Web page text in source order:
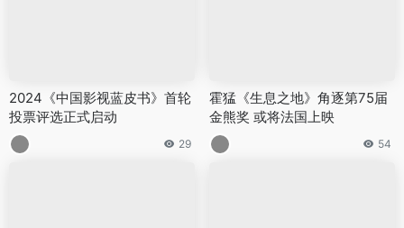
2024《中国影视蓝皮书》首轮
投票评选正式启动
29
霍猛《生息之地》角逐第75届
金熊奖 或将法国上映
54